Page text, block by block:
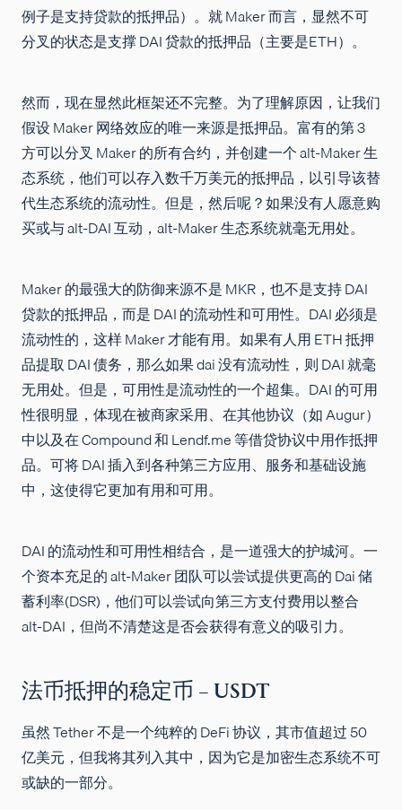
例子是支持贷款的抵押品）。就 Maker 而言，显然不可
分叉的状态是支撑 DAI 贷款的抵押品（主要是ETH）。
然而，现在显然此框架还不完整。为了理解原因，让我们
假设 Maker 网络效应的唯一来源是抵押品。富有的第 3
方可以分叉 Maker 的所有合约，并创建一个 alt-Maker 生
态系统，他们可以存入数千万美元的抵押品，以引导该替
代生态系统的流动性。但是，然后呢？如果没有人愿意购
买或与 alt-DAI 互动，alt-Maker 生态系统就毫无用处。
Maker 的最强大的防御来源不是 MKR，也不是支持 DAI
贷款的抵押品，而是 DAI 的流动性和可用性。DAI 必须是
流动性的，这样 Maker 才能有用。如果有人用 ETH 抵押
品提取 DAI 债务，那么如果 dai 没有流动性，则 DAI 就毫
无用处。但是，可用性是流动性的一个超集。DAI 的可用
性很明显，体现在被商家采用、在其他协议（如 Augur）
中以及在 Compound 和 Lendf.me 等借贷协议中用作抵押
品。可将 DAI 插入到各种第三方应用、服务和基础设施
中，这使得它更加有用和可用。
DAI 的流动性和可用性相结合，是一道强大的护城河。一
个资本充足的 alt-Maker 团队可以尝试提供更高的 Dai 储
蓄利率(DSR)，他们可以尝试向第三方支付费用以整合
alt-DAI，但尚不清楚这是否会获得有意义的吸引力。
法币抵押的稳定币 – USDT
虽然 Tether 不是一个纯粹的 DeFi 协议，其市值超过 50
亿美元，但我将其列入其中，因为它是加密生态系统不可
或缺的一部分。